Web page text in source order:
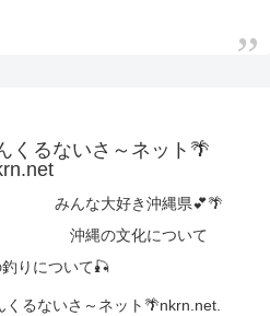
くるないさ～ネット🌴
みんな大好き沖縄県💕🌴
沖縄の文化について
りについて🎣
るないさ～ネット🌴nkrn.net.